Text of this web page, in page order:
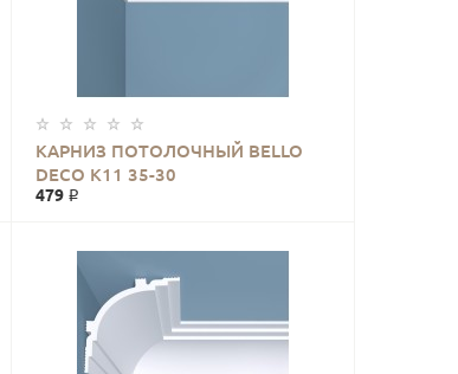
КАРНИЗ ПОТОЛОЧНЫЙ BELLO
DECO К11 35-30
479 ₽